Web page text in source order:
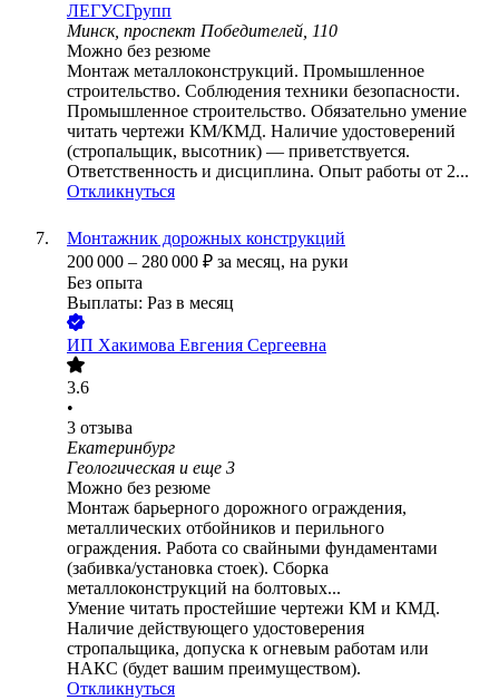
ЛЕГУСГрупп
Минск, проспект Победителей, 110
Можно без резюме
Монтаж металлоконструкций. Промышленное
строительство. Соблюдения техники безопасности.
Промышленное строительство. Обязательно умение
читать чертежи КМ/КМД. Наличие удостоверений
(стропальщик, высотник) — приветствуется.
Ответственность и дисциплина. Опыт работы от 2...
Откликнуться
Монтажник дорожных конструкций
200 000 – 280 000 ₽ за месяц, на руки
Без опыта
Выплаты: Раз в месяц
ИП Хакимова Евгения Сергеевна
3.6
•
3 отзыва
Екатеринбург
Геологическая и еще 3
Можно без резюме
Монтаж барьерного дорожного ограждения,
металлических отбойников и перильного
ограждения. Работа со свайными фундаментами
(забивка/установка стоек). Сборка
металлоконструкций на болтовых...
Умение читать простейшие чертежи КМ и КМД.
Наличие действующего удостоверения
стропальщика, допуска к огневым работам или
НАКС (будет вашим преимуществом).
Откликнуться